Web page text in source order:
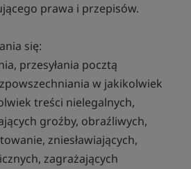
prawa i przepisów.
się:
przesyłania pocztą
w jakikolwiek
treści nielegalnych,
groźby, obraźliwych,
zniesławiających,
zagrażających